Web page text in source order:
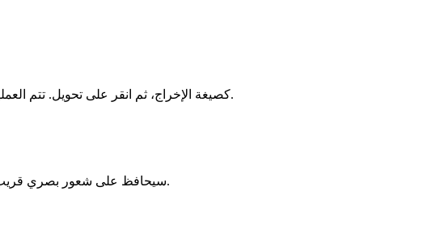
اسحب ملف WebM إلى المحول أعلاه، اختر M4V كصيغة الإخراج، ثم انقر على تحويل. تتم العملية بأكملها محليًا في متصفحك — بدون تسجيل، بدون تثبيت، بدون علامة مائية.
يستخدم الإعداد الافتراضي إعدادات عالية الجودة، والفقد بالكاد يُلاحظ. إذا كان مصدر WebM عالي الدقة، فإن مخرج M4V سيحافظ على شعور بصري قريب جدًا.